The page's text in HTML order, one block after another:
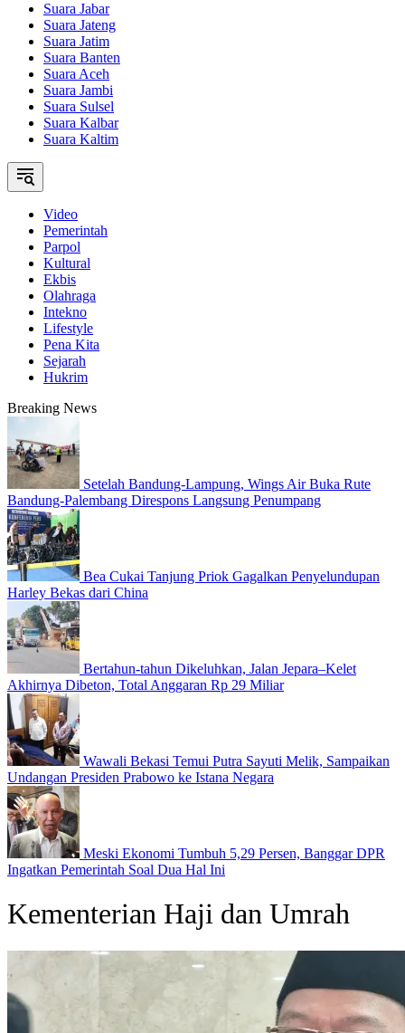
Suara Jabar
Suara Jateng
Suara Jatim
Suara Banten
Suara Aceh
Suara Jambi
Suara Sulsel
Suara Kalbar
Suara Kaltim
Video
Pemerintah
Parpol
Kultural
Ekbis
Olahraga
Intekno
Lifestyle
Pena Kita
Sejarah
Hukrim
Breaking News
Setelah Bandung-Lampung, Wings Air Buka Rute
Bandung-Palembang Direspons Langsung Penumpang
Bea Cukai Tanjung Priok Gagalkan Penyelundupan
Harley Bekas dari China
Bertahun-tahun Dikeluhkan, Jalan Jepara–Kelet
Akhirnya Dibeton, Total Anggaran Rp 29 Miliar
Wawali Bekasi Temui Putra Sayuti Melik, Sampaikan
Undangan Presiden Prabowo ke Istana Negara
Meski Ekonomi Tumbuh 5,29 Persen, Banggar DPR
Ingatkan Pemerintah Soal Dua Hal Ini
Kementerian Haji dan Umrah